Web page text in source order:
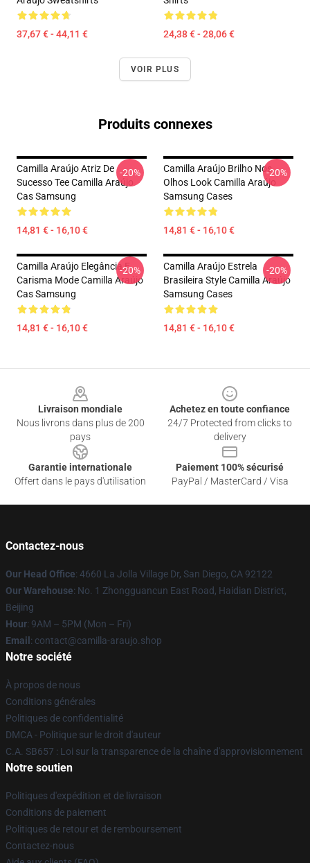
37,67 € - 44,11 € 24,38 € - 28,06 €
VOIR PLUS
Produits connexes
Camilla Araújo Atriz De
Sucesso Tee Camilla Araújo
Cas Samsung
14,81 € - 16,10 €
-20%
Camilla Araújo Brilho Nos
Olhos Look Camilla Araújo
Samsung Cases
14,81 € - 16,10 €
-20%
Camilla Araújo Elegância E
Carisma Mode Camilla Araújo
Cas Samsung
14,81 € - 16,10 €
-20%
Camilla Araújo Estrela
Brasileira Style Camilla Araújo
Samsung Cases
14,81 € - 16,10 €
-20%
Livraison mondiale
Nous livrons dans plus de 200
pays
Achetez en toute confiance
24/7 Protected from clicks to
delivery
Garantie internationale
Offert dans le pays d'utilisation
Paiement 100% sécurisé
PayPal / MasterCard / Visa
Contactez-nous
Our Head Office: 4660 La Jolla Village Dr, San Diego, CA 92122
Our Warehouse: No. 1 Zhongguancun East Road, Haidian District,
Beijing
Hour: 9AM – 5PM (Mon – Fri)
Email : contact@camilla-araujo.shop
Notre société
À propos de nous
Conditions générales
Politiques de confidentialité
DMCA - Politique sur le droit d'auteur
C.A. SB657 : Loi sur la transparence de la chaîne d'approvisionnement
Notre soutien
Politiques d'expédition et de livraison
Conditions de paiement
Politiques de retour et de remboursement
Contactez-nous